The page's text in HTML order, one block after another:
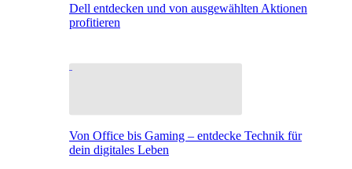
Dell entdecken und von ausgewählten Aktionen
profitieren
Von Office bis Gaming – entdecke Technik für
dein digitales Leben